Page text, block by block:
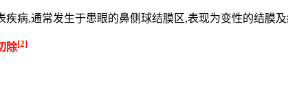
疾病,通常发生于患眼的鼻侧球结膜区,表现为变性的结膜
除[2]